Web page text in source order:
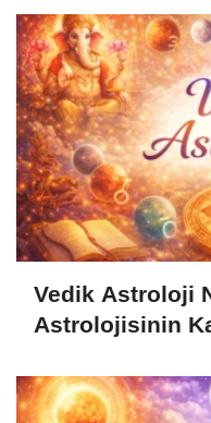
Vedik Astroloji
Astrolojisinin